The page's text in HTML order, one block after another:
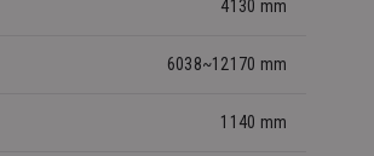
4130 mm
6038~12170 mm
1140 mm